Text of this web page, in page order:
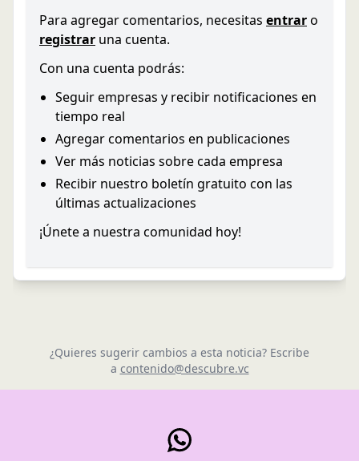
Para agregar comentarios, necesitas entraro
registrar una cuenta.
Con una cuenta podrás:
Seguir empresas y recibir notificaciones en
tiempo real
Agregar comentarios en publicaciones
Ver más noticias sobre cada empresa
Recibir nuestro boletín gratuito con las
últimas actualizaciones
¡Únete a nuestra comunidad hoy!
¿Quieres sugerir cambios a esta noticia? Escribe
a contenido@descubre.vc